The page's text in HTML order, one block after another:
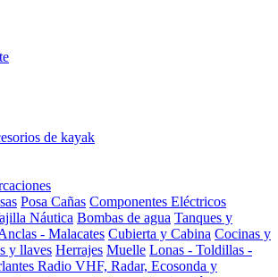
de kayak
Posa Cañas Componentes Eléctricos
Náutica Bombas de agua Tanques y
- Malacates Cubierta y Cabina Cocinas y
y llaves Herrajes Muelle Lonas - Toldillas -
Radio VHF, Radar, Ecosonda y